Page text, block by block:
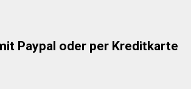
Paypal oder per Kreditkarte